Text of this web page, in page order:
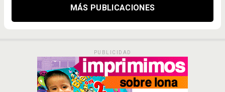
MÁS PUBLICACIONES
PUBLICIDAD